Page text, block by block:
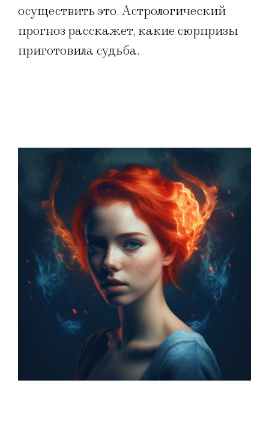
осуществить это. Астрологический
прогноз расскажет, какие сюрпризы
приготовила судьба.